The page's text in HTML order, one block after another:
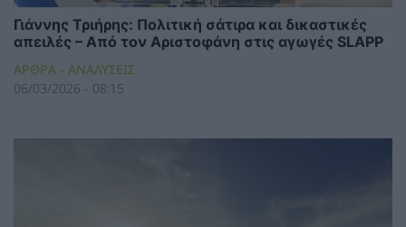
Γιάννης Τριήρης: Πολιτική σάτιρα και δικαστικές
απειλές – Από τον Αριστοφάνη στις αγωγές SLAPP
ΑΡΘΡΑ - ΑΝΑΛΥΣΕΙΣ
06/03/2026 - 08:15